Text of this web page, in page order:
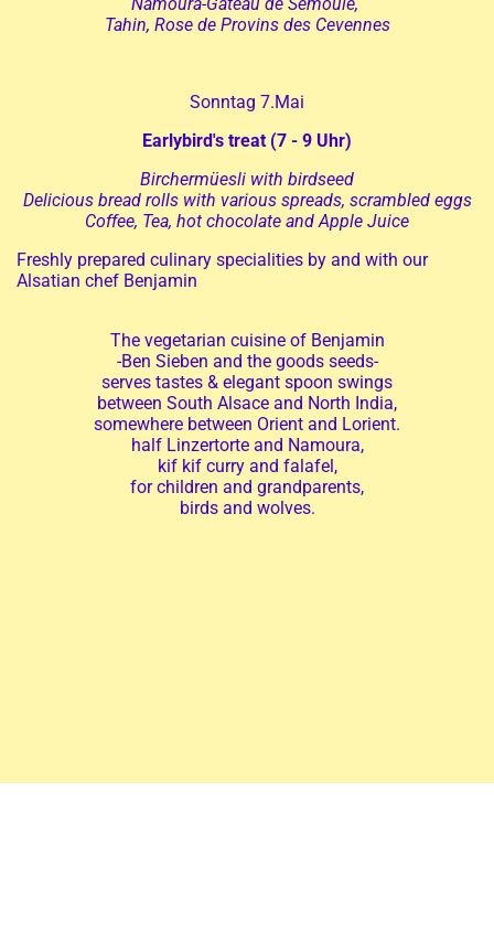
Tahin, Rose de Provins des Cevennes
Sonntag 7.Mai
Earlybird's treat (7 - 9 Uhr)
Birchermüesli with birdseed
Delicious bread rolls with various spreads, scrambled eggs
Coffee, Tea, hot chocolate and Apple Juice
Freshly prepared culinary specialities by and with our
Alsatian chef Benjamin
The vegetarian cuisine of Benjamin
-Ben Sieben and the goods seeds-
serves tastes & elegant spoon swings
between South Alsace and North India,
somewhere between Orient and Lorient.
half Linzertorte and Namoura,
kif kif curry and falafel,
for children and grandparents,
birds and wolves.